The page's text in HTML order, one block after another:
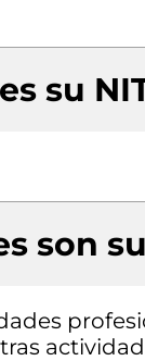
su
son